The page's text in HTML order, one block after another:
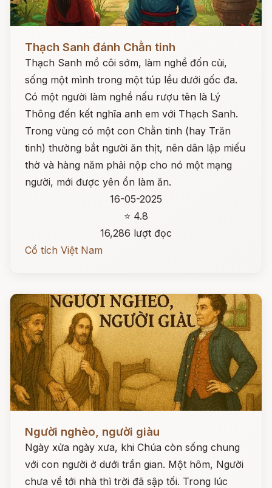
Thạch Sanh đánh Chằn tinh
Thạch Sanh mồ côi sớm, làm nghề đốn củi,
sống một mình trong một túp lều dưới gốc đa.
Có một người làm nghề nấu rượu tên là Lý
Thông đến kết nghĩa anh em với Thạch Sanh.
Trong vùng có một con Chằn tinh (hay Trăn
tinh) thường bắt người ăn thịt, nên dân lập miếu
thờ và hàng năm phải nộp cho nó một mạng
người, mới được yên ổn làm ăn.
16-05-2025
⭐ 4.8
16,286 lượt đọc
Cổ tích Việt Nam
Người nghèo, người giàu
Ngày xửa ngày xưa, khi Chúa còn sống chung
với con người ở dưới trần gian. Một hôm, Người
chưa về tới nhà thì trời đã sập tối. Trong lúc